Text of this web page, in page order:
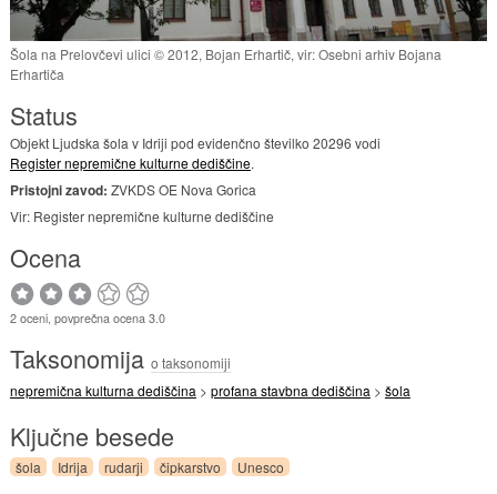
Šola na Prelovčevi ulici © 2012, Bojan Erhartič, vir: Osebni arhiv Bojana
Erhartiča
Status
Objekt Ljudska šola v Idriji pod evidenčno številko 20296 vodi
Register nepremične kulturne dediščine.
Pristojni zavod: ZVKDS OE Nova Gorica
Vir: Register nepremične kulturne dediščine
Ocena
2 oceni, povprečna ocena 3.0
Taksonomija o taksonomiji
nepremična kulturna dediščina > profana stavbna dediščina > šola
Ključne besede
šola Idrija rudarji čipkarstvo Unesco